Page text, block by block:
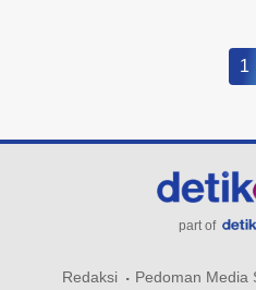
1
part of
Redaksi Pedoman Media